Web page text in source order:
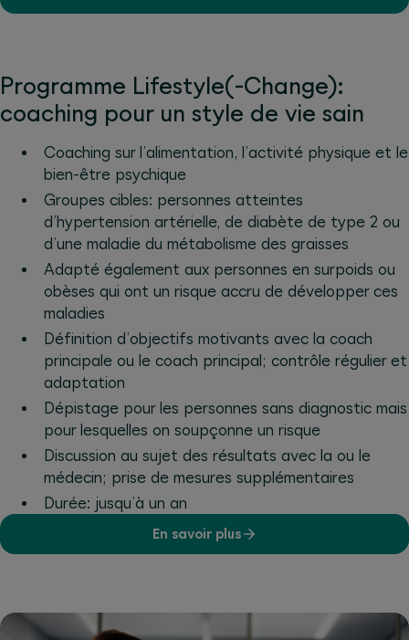
Programme Lifestyle(-Change):
coaching pour un style de vie sain
Coaching sur l’alimentation, l’activité physique et le
bien-être psychique
Groupes cibles: personnes atteintes
d’hypertension artérielle, de diabète de type 2 ou
d’une maladie du métabolisme des graisses
Adapté également aux personnes en surpoids ou
obèses qui ont un risque accru de développer ces
maladies
Définition d’objectifs motivants avec la coach
principale ou le coach principal; contrôle régulier et
adaptation
Dépistage pour les personnes sans diagnostic mais
pour lesquelles on soupçonne un risque
Discussion au sujet des résultats avec la ou le
médecin; prise de mesures supplémentaires
Durée: jusqu’à un an
En savoir plus